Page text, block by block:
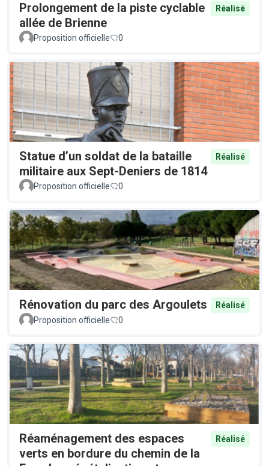
Prolongement de la piste cyclable
allée de Brienne
Réalisé
Proposition officielle 0
Statue d’un soldat de la bataille
militaire aux Sept-Deniers de 1814
Réalisé
Proposition officielle 0
Rénovation du parc des Argoulets
Réalisé
Proposition officielle
0
Réaménagement des espaces
verts en bordure du chemin de la
Réalisé